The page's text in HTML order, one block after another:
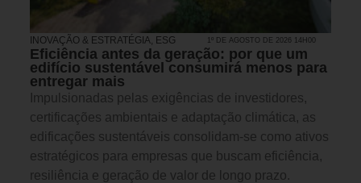
INOVAÇÃO & ESTRATÉGIA ESG 1º DE AGOSTO DE 2026 14H00
Eficiência antes da geração: por que um
edifício sustentável consumirá menos para
entregar mais
Impulsionadas pelas exigências de investidores,
certificações ambientais e adaptação climática, as
edificações sustentáveis consolidam-se como ativos
estratégicos para empresas que buscam eficiência,
resiliência e geração de valor de longo prazo.